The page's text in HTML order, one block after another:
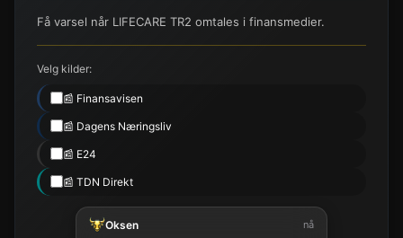
Få varsel når LIFECARE TR2 omtales i finansmedier.
Velg kilder:
📰 Finansavisen
📰 Dagens Næringsliv
📰 E24
📰 TDN Direkt
Oksen nå